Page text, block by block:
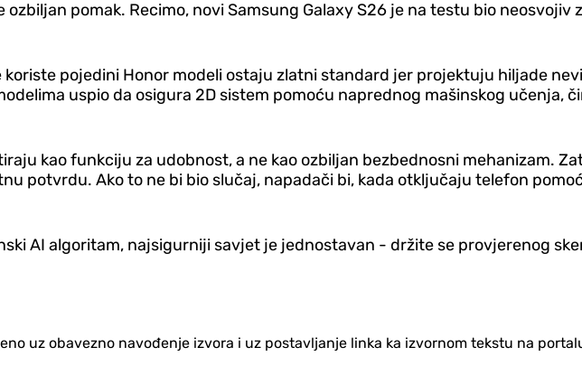
pomak. Recimo, novi Samsung Galaxy S26 je na testu bio neosvojiv
koriste pojedini Honor modeli ostaju zlatni standard jer projektuju hiljade
uspio da osigura 2D sistem pomoću naprednog mašinskog učenja,
kao funkciju za udobnost, a ne kao ozbiljan bezbednosni mehanizam.
potvrdu. Ako to ne bi bio slučaj, napadači bi, kada otključaju telefon
AI algoritam, najsigurniji savjet je jednostavan - držite se provjerenog
uz obavezno navođenje izvora i uz postavljanje linka ka izvornom tekstu na